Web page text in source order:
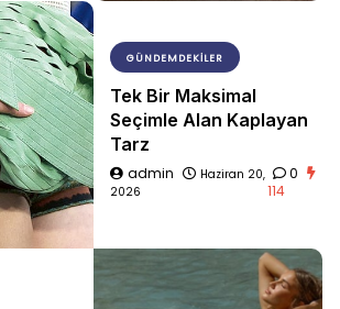
GÜNDEMDEKILER
Tek Bir Maksimal
Seçimle Alan Kaplayan
Tarz
admin
Haziran 20,
2026
0
114